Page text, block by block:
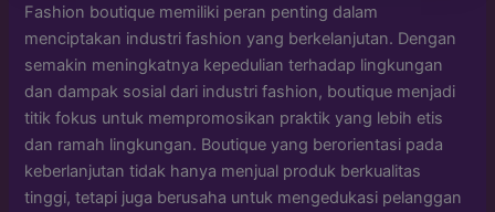
Fashion boutique memiliki peran penting dalam
menciptakan industri fashion yang berkelanjutan. Dengan
semakin meningkatnya kepedulian terhadap lingkungan
dan dampak sosial dari industri fashion, boutique menjadi
titik fokus untuk mempromosikan praktik yang lebih etis
dan ramah lingkungan. Boutique yang berorientasi pada
keberlanjutan tidak hanya menjual produk berkualitas
tinggi, tetapi juga berusaha untuk mengedukasi pelanggan